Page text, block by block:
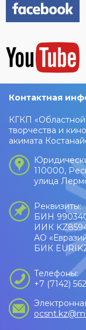
Контактная
КГКП
творчества и
акимата
110000,
улица
Реквизиты:
БИН
ИИК
АО
БИК
Телефоны:
+7 (7142)